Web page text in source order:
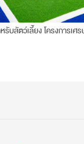
บสัตว์เลี้ยง โครงการเศ